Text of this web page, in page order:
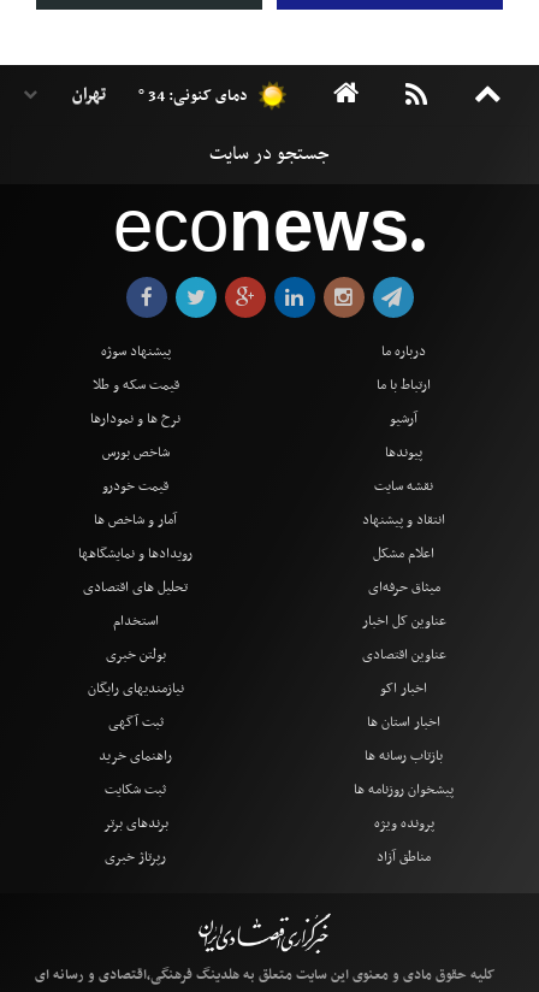
دمای کنونی: 34 °
econews●
درباره ما
ارتباط با ما
آرشیو
پیوندها
نقشه سایت
انتقاد و پیشنهاد
اعلام مشکل
میثاق حرفه‌ای
پیشنهاد سوژه
قیمت سکه و طلا
نرخ ها و نمودارها
شاخص بورس
قیمت خودرو
آمار و شاخص ها
رویدادها و نمایشگاهها
تحلیل های اقتصادی
عناوین کل اخبار
عناوین اقتصادی
اخبار اکو
اخبار استان ها
بازتاب رسانه ها
پیشخوان روزنامه ها
پرونده ویژه
مناطق آزاد
استخدام
بولتن خبری
نیازمندیهای رایگان
ثبت آگهی
راهنمای خرید
ثبت شکایت
برندهای برتر
رپرتاژ خبری
کلیه حقوق مادی و معنوی این سایت متعلق به هلدینگ فرهنگی،اقتصادی و رسانه ای